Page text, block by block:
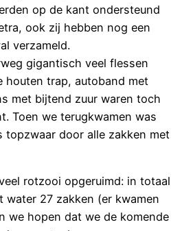
op de kant ondersteund
ook zij hebben nog een
verzameld.
gigantisch veel flessen
houten trap, autoband met
met bijtend zuur waren toch
Toen we terugkwamen was
topzwaar door alle zakken met
rotzooi opgeruimd: in totaal
water 27 zakken (er kwamen
we hopen dat we de komende